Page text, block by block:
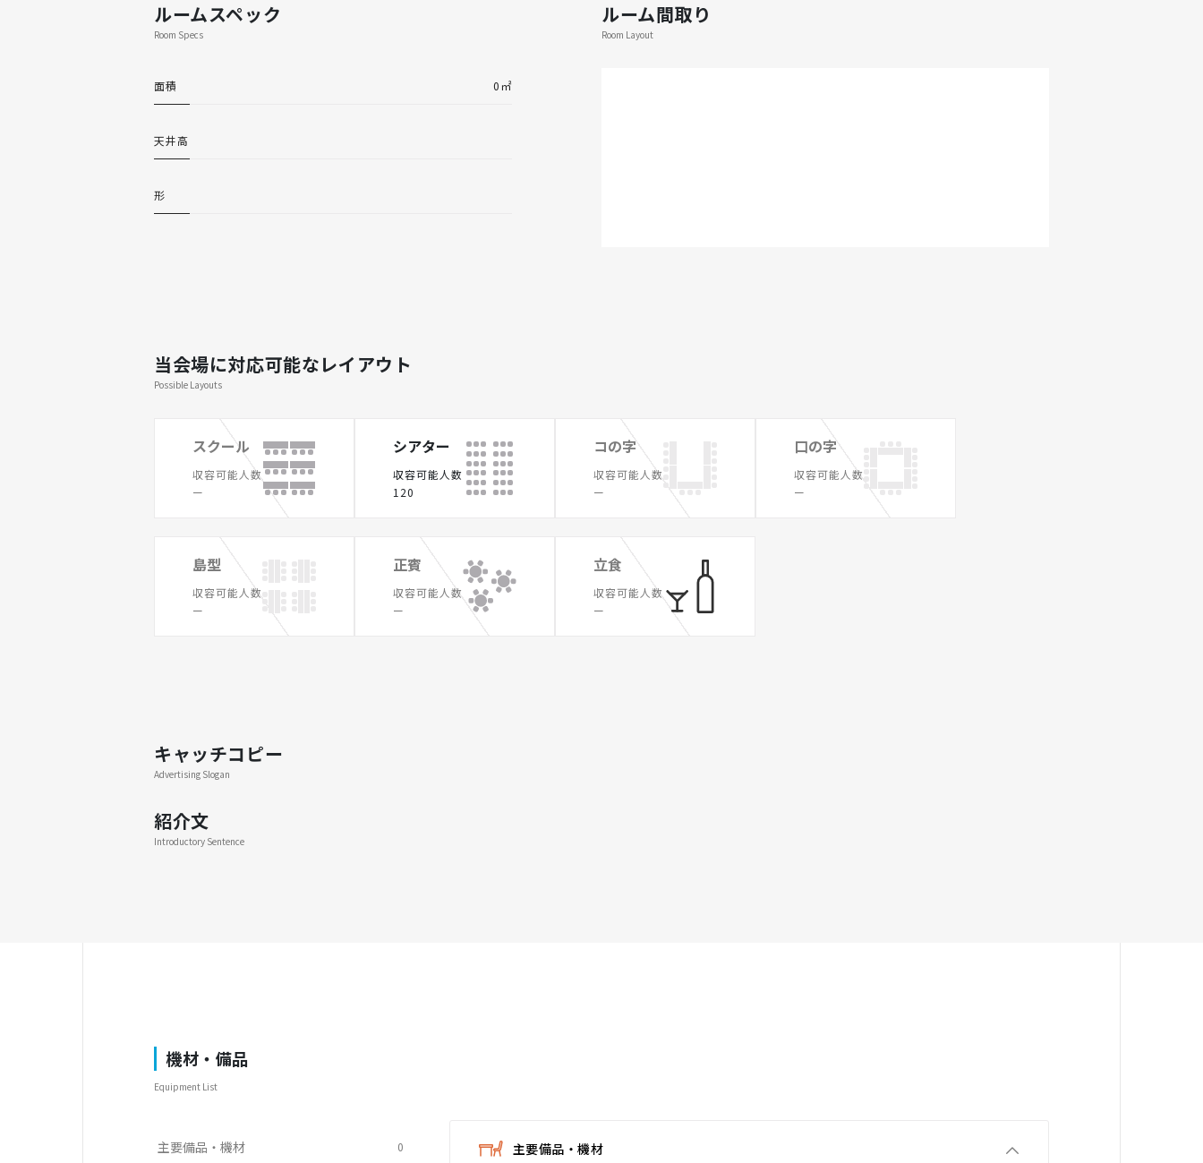
ルームスペック
Room Specs
面積 0㎡
天井高
形
ルーム間取り
Room Layout
当会場に対応可能なレイアウト
Possible Layouts
スクール
収容可能人数
ー
シアター
収容可能人数
120
コの字
収容可能人数
ー
口の字
収容可能人数
ー
島型
収容可能人数
ー
正賓
収容可能人数
ー
立食
収容可能人数
ー
キャッチコピー
Advertising Slogan
紹介文
Introductory Sentence
機材・備品
Equipment List
主要備品・機材 0 主要備品・機材